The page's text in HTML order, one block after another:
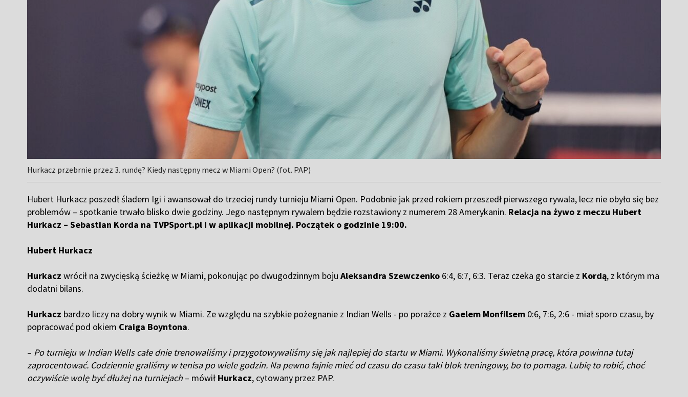
Hurkacz przebrnie przez 3. rundę? Kiedy następny mecz w Miami Open? (fot. PAP)
Hubert Hurkacz poszedł śladem Igi i awansował do trzeciej rundy turnieju Miami Open. Podobnie jak przed rokiem przeszedł pierwszego rywala, lecz nie obyło się bez
problemów – spotkanie trwało blisko dwie godziny. Jego następnym rywalem będzie rozstawiony z numerem 28 Amerykanin. Relacja na żywo z meczu Hubert
Hurkacz – Sebastian Korda na TVPSport.pl i w aplikacji mobilnej. Początek o godzinie 19:00.
Hubert Hurkacz
Hurkacz wrócił na zwycięską ścieżkę w Miami, pokonując po dwugodzinnym bojuAleksandra Szewczenko 6:4, 6:7, 6:3. Teraz czeka go starcie z Kordą, z którym ma
dodatni bilans.
Hurkacz bardzo liczy na dobry wynik w Miami. Ze względu na szybkie pożegnanie z Indian Wells - po porażce z Gaelem Monfilsem 0:6, 7:6, 2:6 - miał sporo czasu, by
popracować pod okiem Craiga Boyntona.
– Po turnieju w Indian Wells całe dnie trenowaliśmy i przygotowywaliśmy się jak najlepiej do startu w Miami. Wykonaliśmy świetną pracę, która powinna tutaj
zaprocentować. Codziennie graliśmy w tenisa po wiele godzin. Na pewno fajnie mieć od czasu do czasu taki blok treningowy, bo to pomaga. Lubię to robić, choć
oczywiście wolę być dłużej na turniejach – mówił Hurkacz, cytowany przez PAP.